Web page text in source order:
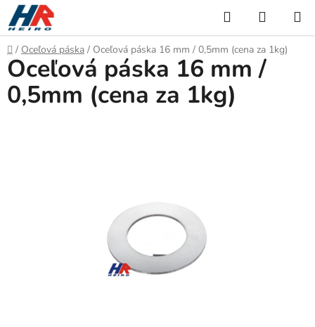
Prejsť
na
obsah
Hľadať
KOŠÍK
Domov
/ Oceľová páska / Oceľová páska 16 mm / 0,5mm (cena za 1kg)
Oceľová páska 16 mm /
0,5mm (cena za 1kg)